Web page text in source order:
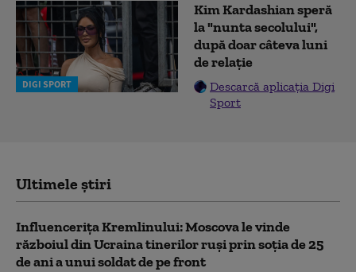
DIGI SPORT
Kim Kardashian speră
la "nunta secolului",
după doar câteva luni
de relație
Descarcă aplicația Digi
Sport
Ultimele știri
Influencerița Kremlinului: Moscova le vinde
războiul din Ucraina tinerilor ruși prin soția de 25
de ani a unui soldat de pe front